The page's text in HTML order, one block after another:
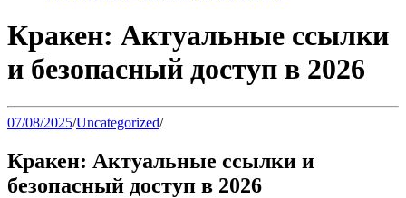
Кракен: Актуальные ссылки
и безопасный доступ в 2026
07/08/2025/Uncategorized/
Кракен: Актуальные ссылки и
безопасный доступ в 2026